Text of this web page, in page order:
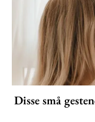
Disse små